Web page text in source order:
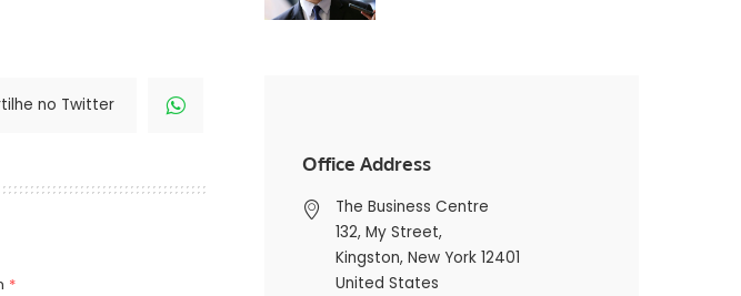
no Twitter
*
Office Address
The Business Centre
132, My Street,
Kingston, New York 12401
United States